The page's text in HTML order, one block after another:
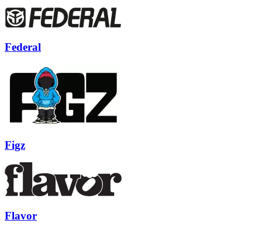
Federal
Figz
Flavor